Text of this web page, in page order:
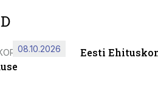
08.10.2026 Eesti